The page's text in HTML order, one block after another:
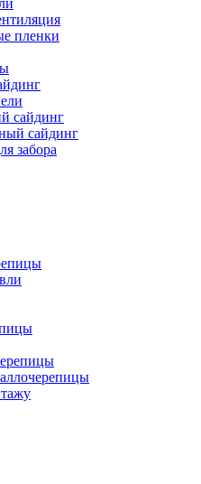
пленки
сайдинг
сайдинг
забора